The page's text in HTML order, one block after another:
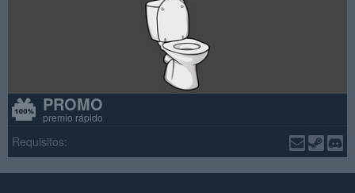
PROMO
premio rápido
Requisitos: